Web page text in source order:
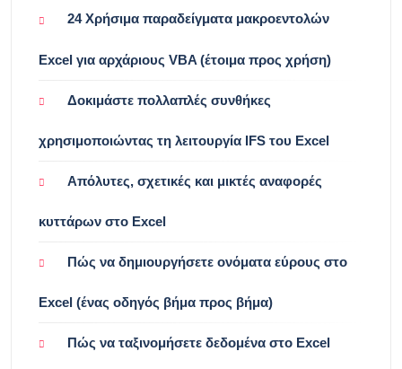
24 Χρήσιμα παραδείγματα μακροεντολών
Excel για αρχάριους VBA (έτοιμα προς χρήση)
Δοκιμάστε πολλαπλές συνθήκες
χρησιμοποιώντας τη λειτουργία IFS του Excel
Απόλυτες, σχετικές και μικτές αναφορές
κυττάρων στο Excel
Πώς να δημιουργήσετε ονόματα εύρους στο
Excel (ένας οδηγός βήμα προς βήμα)
Πώς να ταξινομήσετε δεδομένα στο Excel